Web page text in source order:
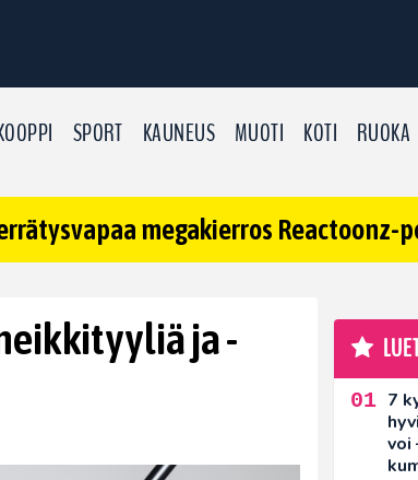
SPORT KAUNEUS MUOTI KOTI RUOKA
megakierros Reactoonz-
ja -
7
voi